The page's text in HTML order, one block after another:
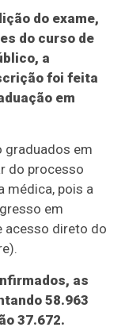
do exame,
do curso de
a
foi feita
em
graduados em
do processo
médica, pois a
em
acesso direto do
as
58.963
37.672.